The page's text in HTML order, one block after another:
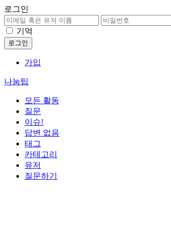
로그인
기억
가입
나눔팁
모든 활동
질문
이슈!
답변 없음
태그
카테고리
유저
질문하기